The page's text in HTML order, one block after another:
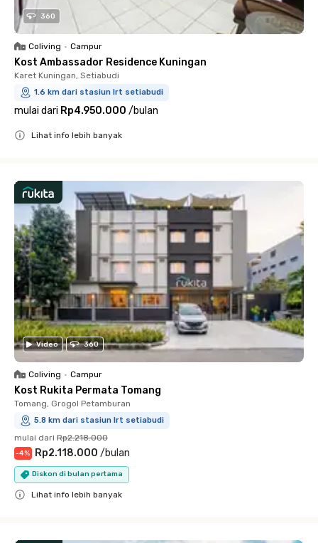
360
Coliving • Campur
Kost Ambassador Residence Kuningan
Karet Kuningan, Setiabudi
1.6 km dari stasiun lrt setiabudi
mulai dari Rp4.950.000 /bulan
Lihat info lebih banyak
Video 360
Coliving • Campur
Kost Rukita Permata Tomang
Tomang, Grogol Petamburan
5.8 km dari stasiun lrt setiabudi
mulai dari Rp2.218.000
-4% Rp2.118.000 /bulan
Diskon di bulan pertama
Lihat info lebih banyak